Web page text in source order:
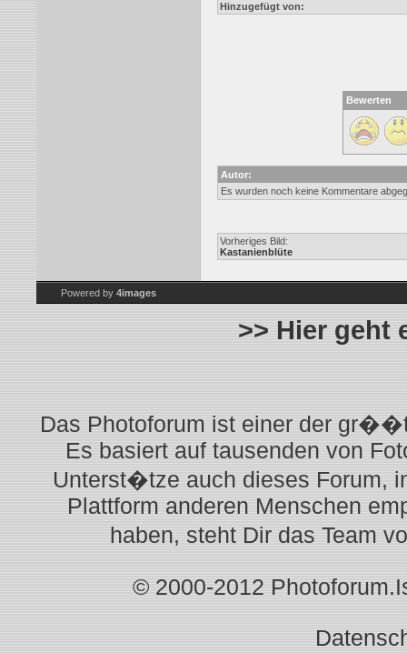
Hinzugefügt von:
Bewerten
Autor:
Es wurden noch keine Kommentare
Vorheriges Bild:
Kastanienblüte
Powered by 4images
>> Hier geht
Das Photoforum ist einer der
Es basiert auf tausenden von
Unterst�tze auch dieses Forum,
Plattform anderen Menschen
haben, steht Dir das Team
© 2000-2012